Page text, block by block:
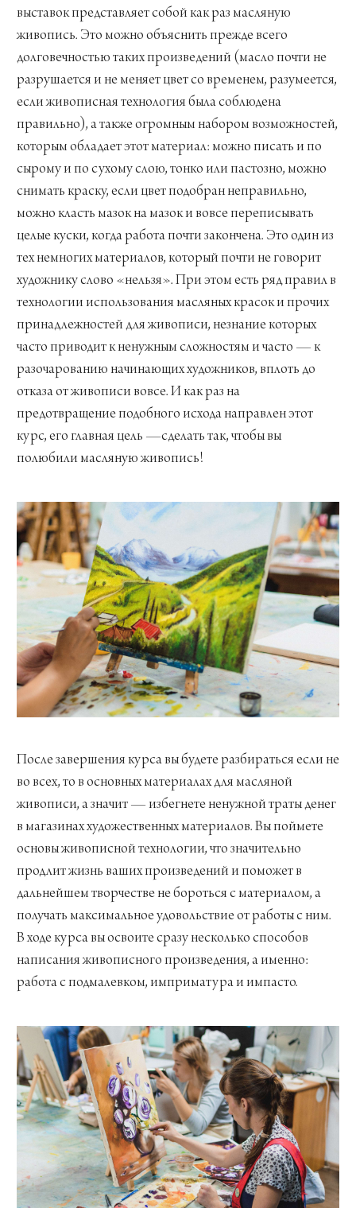
выставок представляет собой как раз масляную
живопись. Это можно объяснить прежде всего
долговечностью таких произведений (масло почти не
разрушается и не меняет цвет со временем, разумеется,
если живописная технология была соблюдена
правильно), а также огромным набором возможностей,
которым обладает этот материал: можно писать и по
сырому и по сухому слою, тонко или пастозно, можно
снимать краску, если цвет подобран неправильно,
можно класть мазок на мазок и вовсе переписывать
целые куски, когда работа почти закончена. Это один из
тех немногих материалов, который почти не говорит
художнику слово «нельзя». При этом есть ряд правил в
технологии использования масляных красок и прочих
принадлежностей для живописи, незнание которых
часто приводит к ненужным сложностям и часто — к
разочарованию начинающих художников, вплоть до
отказа от живописи вовсе. И как раз на
предотвращение подобного исхода направлен этот
курс, его главная цель —сделать так, чтобы вы
полюбили масляную живопись!
После завершения курса вы будете разбираться если не
во всех, то в основных материалах для масляной
живописи, а значит — избегнете ненужной траты денег
в магазинах художественных материалов. Вы поймете
основы живописной технологии, что значительно
продлит жизнь ваших произведений и поможет в
дальнейшем творчестве не бороться с материалом, а
получать максимальное удовольствие от работы с ним.
В ходе курса вы освоите сразу несколько способов
написания живописного произведения, а именно:
работа с подмалевком, имприматура и импасто.